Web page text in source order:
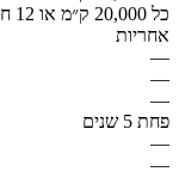
כל 20,000 ק״מ או 12 חודשים
אחריות
—
—
—
פחת 5 שנים
—
—